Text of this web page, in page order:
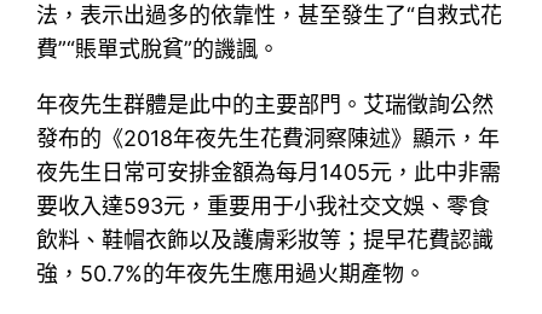
法，表示出過多的依靠性，甚至發生了“自救式花
費”“賬單式脫貧”的譏諷。
年夜先生群體是此中的主要部門。艾瑞徵詢公然
發布的《2018年夜先生花費洞察陳述》顯示，年
夜先生日常可安排金額為每月1405元，此中非需
要收入達593元，重要用于小我社交文娛、零食
飲料、鞋帽衣飾以及護膚彩妝等；提早花費認識
強，50.7%的年夜先生應用過火期產物。